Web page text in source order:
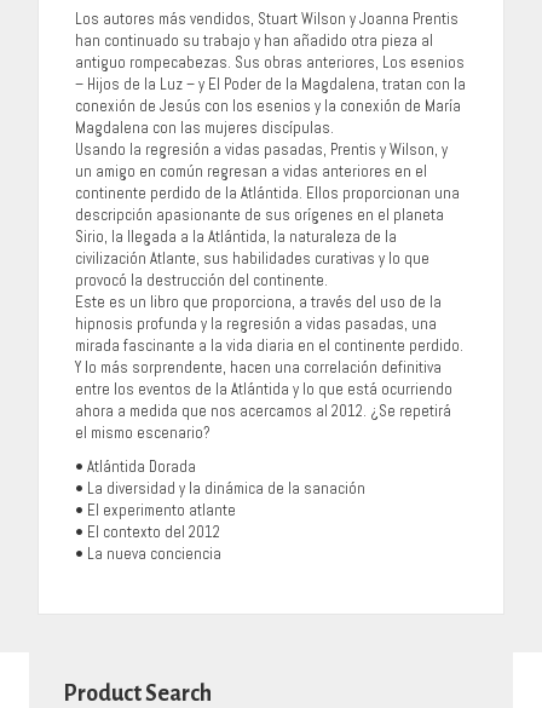
Los autores más vendidos, Stuart Wilson y Joanna Prentis
han continuado su trabajo y han añadido otra pieza al
antiguo rompecabezas. Sus obras anteriores, Los esenios
– Hijos de la Luz – y El Poder de la Magdalena, tratan con la
conexión de Jesús con los esenios y la conexión de María
Magdalena con las mujeres discípulas.
Usando la regresión a vidas pasadas, Prentis y Wilson, y
un amigo en común regresan a vidas anteriores en el
continente perdido de la Atlántida. Ellos proporcionan una
descripción apasionante de sus orígenes en el planeta
Sirio, la llegada a la Atlántida, la naturaleza de la
civilización Atlante, sus habilidades curativas y lo que
provocó la destrucción del continente.
Este es un libro que proporciona, a través del uso de la
hipnosis profunda y la regresión a vidas pasadas, una
mirada fascinante a la vida diaria en el continente perdido.
Y lo más sorprendente, hacen una correlación definitiva
entre los eventos de la Atlántida y lo que está ocurriendo
ahora a medida que nos acercamos al 2012. ¿Se repetirá
el mismo escenario?
• Atlántida Dorada
• La diversidad y la dinámica de la sanación
• El experimento atlante
• El contexto del 2012
• La nueva conciencia
Product Search